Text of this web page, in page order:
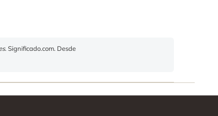
. Significado.com. Desde